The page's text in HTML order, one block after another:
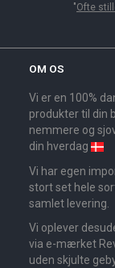
"Ofte
OM OS
Vi er en 100%
produkter til din
nemmere og
din hverdag
Vi har egen
stort set hele
samlet levering.
Vi oplever
via e-mærket
uden skjulte